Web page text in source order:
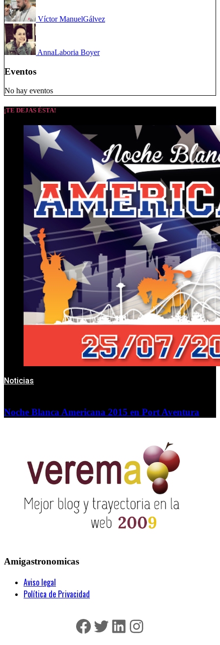
Víctor ManuelGálvez
AnnaLaboria Boyer
Eventos
No hay eventos
¡TE DEJAS ÉSTA!
Noticias
Noche Blanca Americana 2015 en Port Aventura
Amigastronomicas
Aviso legal
Política de Privacidad
Facebook
Twitter
LinkedIn
Instagram